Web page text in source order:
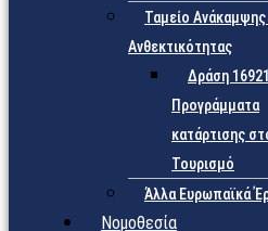
Ταμείο Ανάκαμψης
Ανθεκτικότητας
Δράση
Προγράμματα
κατάρτισης
Τουρισμό
Άλλα Ευρωπαϊκά
Νομοθεσία